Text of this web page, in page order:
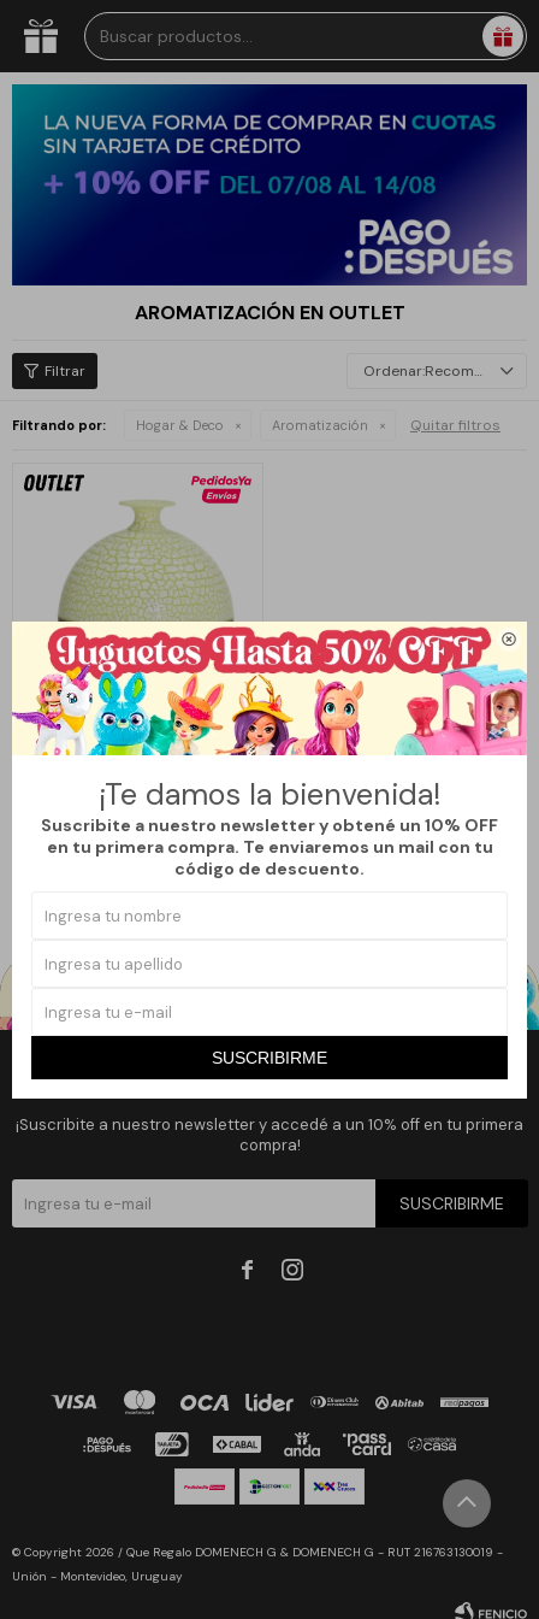

¡Te damos la bienvenida!
Suscribite a nuestro newsletter y obtené un 10% OFF
en tu primera compra. Te enviaremos un mail con tu
código de descuento.
SUSCRIBIRME
AROMATIZACIÓN EN OUTLET
Recomendados
Filtrando por: Hogar & Deco Aromatización Quitar filtros
LlegaHOY
REDONDO
$ 499 $ 599
16
¡Suscribite a nuestro newsletter y accedé a un 10% off en tu primera
compra!
SUSCRIBIRME
 
© Copyright 2026 / Que Regalo DOMENECH G & DOMENECH G - RUT 216763130019 -
Unión - Montevideo, Uruguay